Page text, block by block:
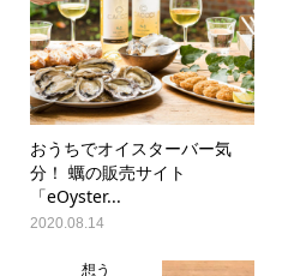
おうちでオイスターバー気
分！ 蠣の販売サイト
「eOyster...
2020.08.14
想う